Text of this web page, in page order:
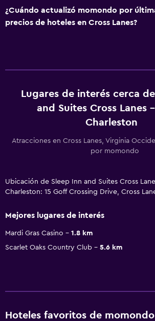
¿Cuándo actualizó momondo por
precios de hoteles en Cross Lanes?
Lugares de interés cerca
and Suites Cross Lanes
Charleston
Atracciones en Cross Lanes, Virginia
por momondo
Ubicación de Sleep Inn and Suites Cross
Charleston: 15 Goff Crossing Drive, Cross
Mejores lugares de interés
Mardi Gras Casino
1.8 km
Scarlet Oaks Country Club
5.6 km
Hoteles favoritos de